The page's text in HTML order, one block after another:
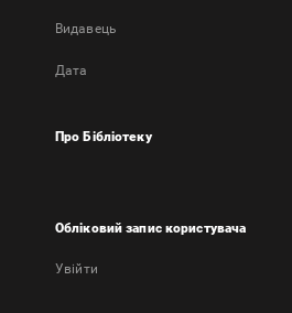
Видавець
Дата
Про Бібліотеку
Обліковий запис користувача
Увійти